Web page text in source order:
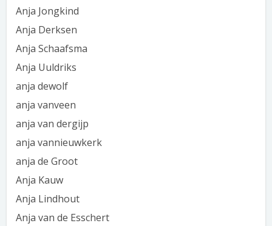
Anja Jongkind
Anja Derksen
Anja Schaafsma
Anja Uuldriks
anja dewolf
anja vanveen
anja van dergijp
anja vannieuwkerk
anja de Groot
Anja Kauw
Anja Lindhout
Anja van de Esschert